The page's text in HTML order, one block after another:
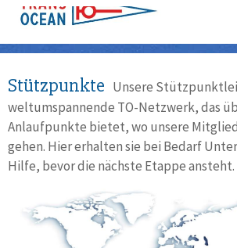
Stützpunkte Unsere
weltumspannende TO-Netzwerk, das
Anlaufpunkte bietet, wo unsere
gehen. Hier erhalten sie bei Bedarf
Hilfe, bevor die nächste Etappe ansteht.